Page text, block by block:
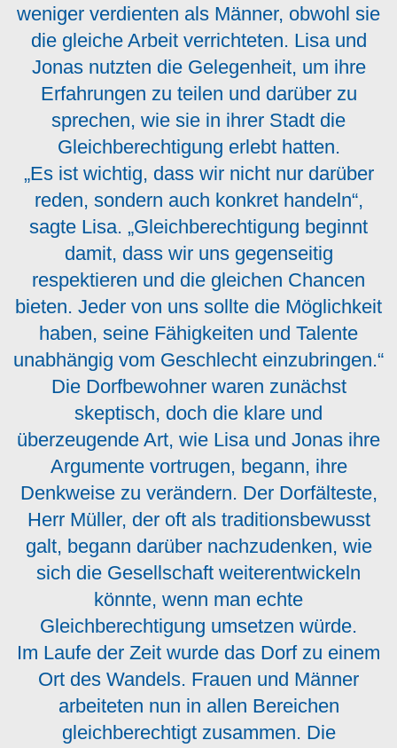
weniger verdienten als Männer, obwohl sie
die gleiche Arbeit verrichteten. Lisa und
Jonas nutzten die Gelegenheit, um ihre
Erfahrungen zu teilen und darüber zu
sprechen, wie sie in ihrer Stadt die
Gleichberechtigung erlebt hatten.
„Es ist wichtig, dass wir nicht nur darüber
reden, sondern auch konkret handeln“,
sagte Lisa. „Gleichberechtigung beginnt
damit, dass wir uns gegenseitig
respektieren und die gleichen Chancen
bieten. Jeder von uns sollte die Möglichkeit
haben, seine Fähigkeiten und Talente
unabhängig vom Geschlecht einzubringen.“
Die Dorfbewohner waren zunächst
skeptisch, doch die klare und
überzeugende Art, wie Lisa und Jonas ihre
Argumente vortrugen, begann, ihre
Denkweise zu verändern. Der Dorfälteste,
Herr Müller, der oft als traditionsbewusst
galt, begann darüber nachzudenken, wie
sich die Gesellschaft weiterentwickeln
könnte, wenn man echte
Gleichberechtigung umsetzen würde.
Im Laufe der Zeit wurde das Dorf zu einem
Ort des Wandels. Frauen und Männer
arbeiteten nun in allen Bereichen
gleichberechtigt zusammen. Die